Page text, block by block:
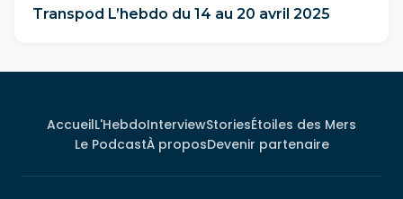
Transpod L’hebdo du 14 au 20 avril 2025
AccueilL'HebdoInterviewStoriesÉtoiles des Mers
Le PodcastÀ proposDevenir partenaire